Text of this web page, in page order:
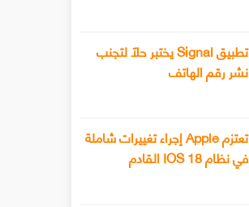
تطبيق Signal يختبر حلًا لتجنب
نشر رقم الهاتف
تعتزم Apple إجراء تغييرات شاملة
في نظام IOS 18 القادم